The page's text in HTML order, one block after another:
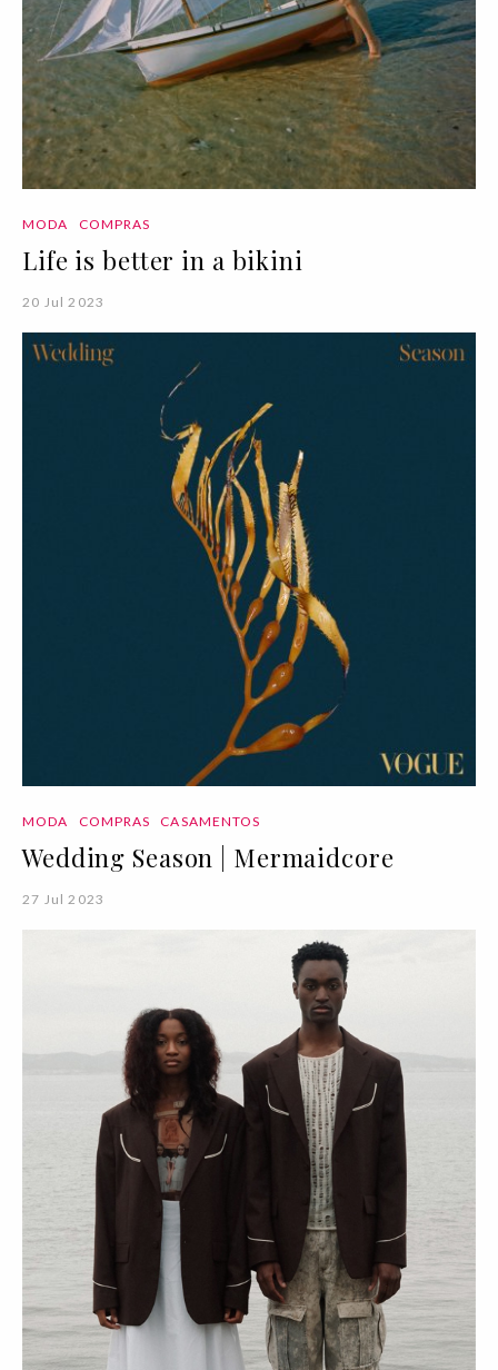
MODA COMPRAS
Life is better in a bikini
20 Jul 2023
MODA COMPRAS CASAMENTOS
Wedding Season | Mermaidcore
27 Jul 2023